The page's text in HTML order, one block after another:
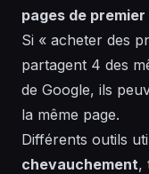
pages de
Si « acheter des
partagent 4 des
de Google, ils
la même page.
Différents outils
chevauchement,